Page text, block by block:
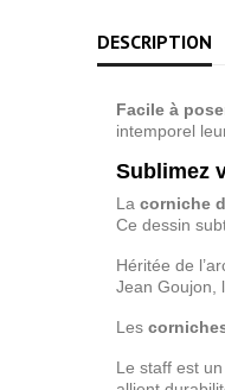
DESCRIPTION
Facile à
intemporel
Sublimez
La corniche
Ce dessin
Héritée de
Jean Goujon
Les
Le staff est